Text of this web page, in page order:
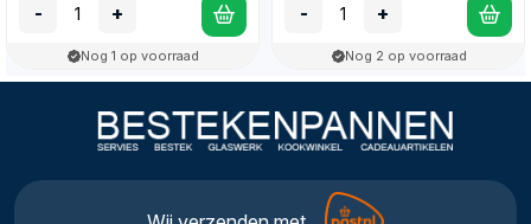
- +
Nog 1 op voorraad
- +
Nog 2 op voorraad